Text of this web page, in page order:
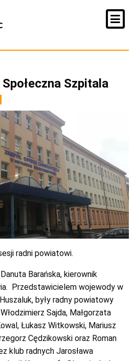
Szpitala
radni powiatowi.
Barańska, kierownik
Przedstawicielem wojewody w
były radny powiatowy
Sajda, Małgorzata
Łukasz Witkowski, Mariusz
Cędzikowski oraz Roman
klub radnych Jarosława